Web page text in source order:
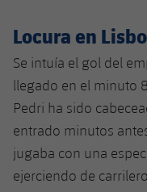
Locura en
Se intuía el gol del
llegado en el minuto
Pedri ha sido
entrado minutos
jugaba con una
ejerciendo de